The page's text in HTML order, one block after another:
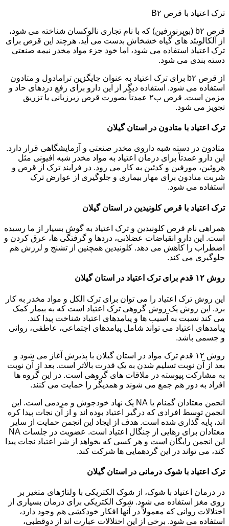
ترک اعتیاد با قرص B۲
قرص b۲ (بوپرنورفین) که با نام تجاری نالوکسان شناخته می شود،
از آلکالویئد های گیاه خشخاش بدست می آید. هرچند این قرص برای
ترک اعتیاد استفاده می شود، اما خود جزء مواد مخدر نیمه صنعتی
دسته بندی می شود.
از قرص b۲ برای ترک اعتیاد به عنوان جایگزین ترامادول و متادون
استفاده می شود. استفاده دیگر از این دارو برای رفع دردهای حاد و
مزمن است. قرص ب۲ عمدتاً بصورت قرص زیرزبانی یا تزریق
تجویز می شود.
ترک اعتیاد با متادون در استان گیلان
متادون در دسته شبه داروی مخدر صنعتی و آزمایشگاهی قرار دارد.
این دارو عمدتاً برای درمان اعتیاد به مواد مخدر شبه افیونی مثل
هروئین، مورفین و کدئین به کار می رود. در فرایند ترک از قرص و
شربت متادون برای مهار بیماری و جلوگیری از عوارض ترک
استفاده می شود.
ترک اعتیاد با قرص کلونیدین در استان گیلان
همراهی نام قرص کلونیدین و ترک اعتیاد به گوش بسیار از ما رسیده
است. این دارو انقباضات عضلانی، دردها و گرفتگی ها، عرق کردن و
اضطراب را کاهش می دهد. کلونیدین همچنین از تشنج و لرزش هم
جلوگیری می کند.
روش ۱۲ قدم برای ترک اعتیاد در استان گیلان
این روش ترک اعتیاد را می توان برای ترک الکل و مواد مخدر به کار
برد. این روش یک روش گروهی ترک اعتیاد است که به بیمار کمک
می کند نسبت به آسیب ها و پیامدهای اعتیاد شناخت پیدا کند.
پیامدهای اعتیاد می تواند شامل پیامدهای اجتماعی، عاطفی، روانی
و جسمی باشد.
روش ۱۲ قدم ترک مواد در استان گیلان با پذیرش آغاز می شود و
بعد از آن نوبت تسلیم شدن به یک قدرت بالاتر است. بعد از آن نوبت
به مشارکت پیوسته در ملاقات های گروهی است. در این گروه ها
افراد به دور هم جمع می شوند و همدیگر را حمایت می کنند.
انجمن معتادان گمنام یا NA یک نهاد خودجوش و مردمی است. این
انجمن توسط افرادی که درگیر اعتیاد بوده اند و از آن نجات پیدا کره
اند، پایه گذاری شده است. هدف از ایجاد این انجمن حمایت از سایر
معتادان برای رهایی از چنگال اعتیاد است. عضویت در جلسات NA
این انجمن رایگان است و هر کسی که بخواهد از شر اعتیاد نجات پیدا
کند، می تواند در این گردهمایی ها شرکت کند.
ترک اعتیاد با شوک درمانی در استان گیلان
در درمان اعتیاد با شوک، از شوک الکتریکی با ولتاژهای متغیر بر
روی مغز استفاده می شود. شوک الکتریکی برای درمان بسیاری از
اختلالات روانی که معمولاً در آنها افکار خودکشی هم وجود دارد،
استفاده می شود. برخی از این اختلالات عبارت اند از دوقطبی،